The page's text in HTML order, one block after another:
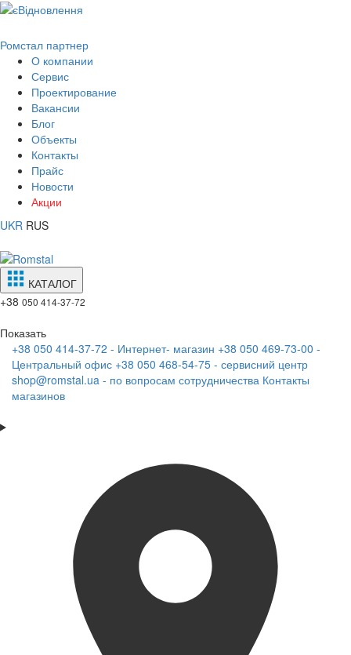
Ромстал партнер
О компании
Сервис
Проектирование
Вакансии
Блог
Объекты
Контакты
Прайс
Новости
Акции
UKR RUS
КАТАЛОГ
+38 050 414-37-72
Показать
+38 050 414-37-72 - Интернет- магазин +38 050 469-73-00 -
Центральный офис +38 050 468-54-75 - сервисний центр
shop@romstal.ua - по вопросам сотрудничества Контакты
магазинов